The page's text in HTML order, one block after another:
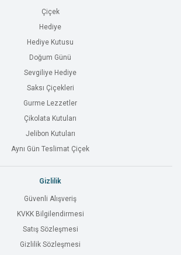
Çiçek
Hediye
Hediye Kutusu
Doğum Günü
Sevgiliye Hediye
Saksı Çiçekleri
Gurme Lezzetler
Çikolata Kutuları
Jelibon Kutuları
Aynı Gün Teslimat Çiçek
Gizlilik
Güvenli Alışveriş
KVKK Bilgilendirmesi
Satış Sözleşmesi
Gizlilik Sözleşmesi